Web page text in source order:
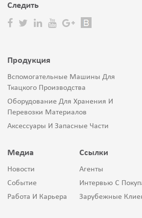
Cледить
Продукция
Вспомогательные Машины Для
Ткацкого Производства
Оборудование Для Хранения И
Перевозки Материалов
Аксессуары И Запасные Части
Медиа
Новости
Событие
Работа И Карьера
Ссылки
Агенты
Интервью С
Зарубежные